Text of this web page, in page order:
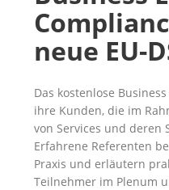
neue EU-
Das kostenlose
ihre Kunden, die im
von Services und deren
Erfahrene Referenten
Praxis und er­läutern
Teilnehmer im Ple­num